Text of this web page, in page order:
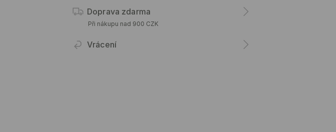
Doprava zdarma
Při nákupu nad 900 CZK
Vrácení